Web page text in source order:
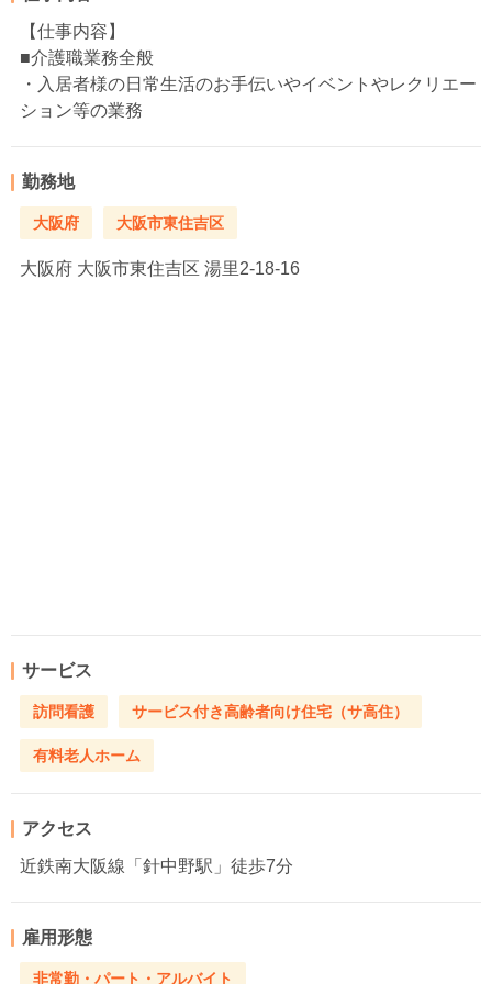
【仕事内容】
■介護職業務全般
・入居者様の日常生活のお手伝いやイベントやレクリエー
ション等の業務
勤務地
大阪府 大阪市東住吉区
大阪府 大阪市東住吉区 湯里2-18-16
サービス
訪問看護 サービス付き高齢者向け住宅（サ高住）
有料老人ホーム
アクセス
近鉄南大阪線「針中野駅」徒歩7分
雇用形態
非常勤・パート・アルバイト